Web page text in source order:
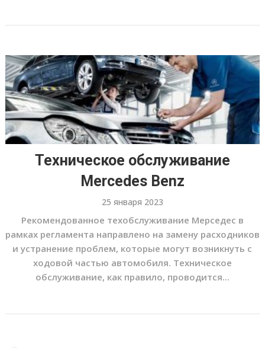
Техническое обслуживание
Mercedes Benz
25 января 2023
Рекомендованное техобслуживание Мерседес в
рамках регламента направлено на замену расходников
и устранение проблем, которые могут возникнуть с
ходовой частью автомобиля. Техническое
обслуживание, как правило, проводится...